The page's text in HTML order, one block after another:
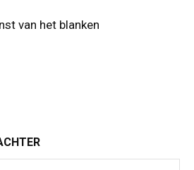
van het blanken